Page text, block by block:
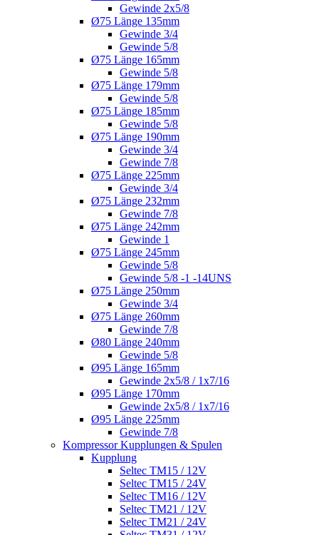
Gewinde 2x5/8
Ø75 Länge 135mm
Gewinde 3/4
Gewinde 5/8
Ø75 Länge 165mm
Gewinde 5/8
Ø75 Länge 179mm
Gewinde 5/8
Ø75 Länge 185mm
Gewinde 5/8
Ø75 Länge 190mm
Gewinde 3/4
Gewinde 7/8
Ø75 Länge 225mm
Gewinde 3/4
Ø75 Länge 232mm
Gewinde 7/8
Ø75 Länge 242mm
Gewinde 1
Ø75 Länge 245mm
Gewinde 5/8
Gewinde 5/8 -1 -14UNS
Ø75 Länge 250mm
Gewinde 3/4
Ø75 Länge 260mm
Gewinde 7/8
Ø80 Länge 240mm
Gewinde 5/8
Ø95 Länge 165mm
Gewinde 2x5/8 / 1x7/16
Ø95 Länge 170mm
Gewinde 2x5/8 / 1x7/16
Ø95 Länge 225mm
Gewinde 7/8
Kompressor Kupplungen & Spulen
Kupplung
Seltec TM15 / 12V
Seltec TM15 / 24V
Seltec TM16 / 12V
Seltec TM21 / 12V
Seltec TM21 / 24V